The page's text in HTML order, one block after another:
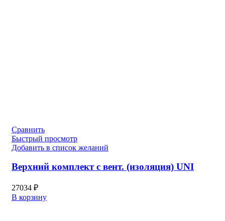
Сравнить
Быстрый просмотр
Добавить в список желаний
Верхний комплект с вент. (изоляция) UNI
27034 ₽
В корзину